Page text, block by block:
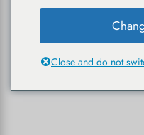
Close and do not